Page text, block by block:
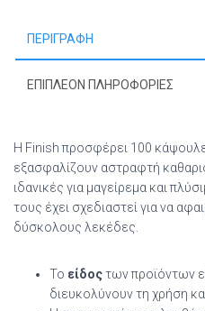
ΠΕΡΙΓΡΑΦΉ
ΕΠΙΠΛΈΟΝ ΠΛΗΡΟΦΟΡΊΕΣ
Η Finish προσφέρει 100
εξασφαλίζουν αστραφτή
ιδανικές για μαγείρεμα και
τους έχει σχεδιαστεί για να
δύσκολους λεκέδες.
Το είδοςτων προϊόντων
διευκολύνουν τη χρήση